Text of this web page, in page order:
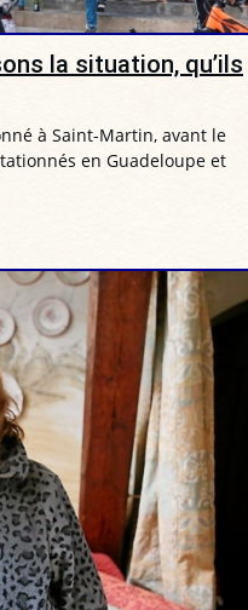
la situation, qu’ils
à Saint-Martin, avant le
en Guadeloupe et